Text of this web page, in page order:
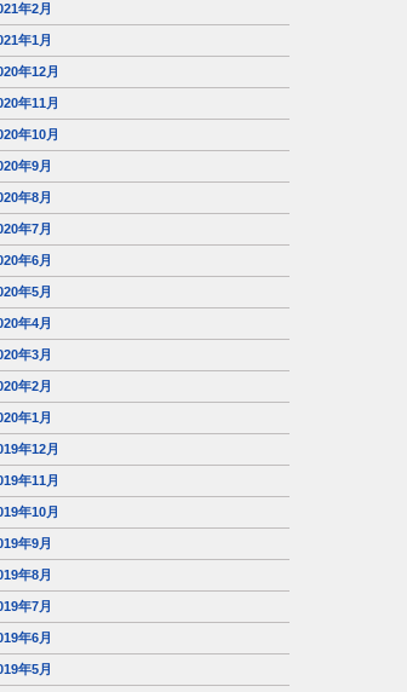
年2月
年1月
年12月
年11月
年10月
年9月
年8月
年7月
年6月
年5月
年4月
年3月
年2月
年1月
年12月
年11月
年10月
年9月
年8月
年7月
年6月
年5月